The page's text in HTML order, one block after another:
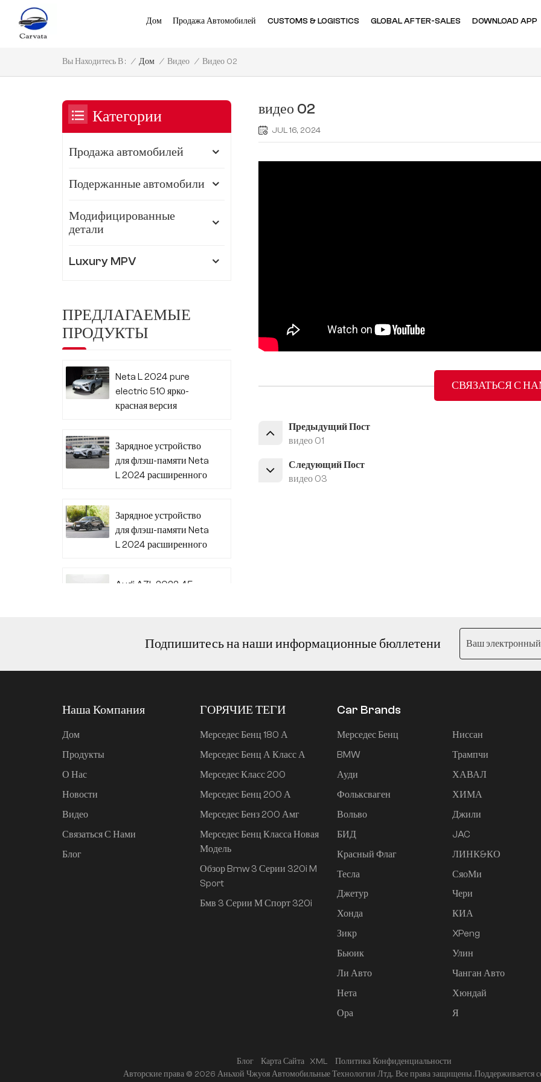
Дом Продажа Автомобилей CUSTOMS & LOGISTICS GLOBAL AFTER-SALES DOWNLOAD APP
Вы Находитесь В : / Дом / Видео / Видео 02
видео 02
JUL 16, 2024
СВЯЗАТЬСЯ С
Предыдущий Пост
видео 01
Следующий Пост
видео 03
Категории
Продажа автомобилей
Подержанные автомобили
Модифицированные
детали
Luxury MPV
ПРЕДЛАГАЕМЫЕ
ПРОДУКТЫ
Neta L 2024 pure
electric 510 ярко-
красная версия
Зарядное устройство
для флэш-памяти Neta
L 2024 расширенного
Зарядное устройство
для флэш-памяти Neta
L 2024 расширенного
Audi A7L 2022 45
Ли Авто L6 2024
Макс.
Ли Авто L6 2024 Про
дальнобойная версия
для умного вождения
Mi SU7 2024, 830 км,
Подпишитесь на наши информационные бюллетени
Наша Компания
Дом
Продукты
О Нас
Новости
Видео
Связаться С Нами
Блог
ГОРЯЧИЕ ТЕГИ
Мерседес Бенц 180 А
Мерседес Бенц А Класс А
Мерседес Класс 200
Мерседес Бенц 200 А
Мерседес Бенз 200 Амг
Мерседес Бенц Класса Новая
Модель
Обзор Bmw 3 Серии 320i M
Sport
Бмв 3 Серии М Спорт 320i
Car Brands
Мерседес Бенц
BMW
Ауди
Фольксваген
Вольво
БИД
Красный Флаг
Тесла
Джетур
Хонда
Зикр
Бьюик
Ли Авто
Нета
Ора
Ниссан
Трампчи
ХАВАЛ
ХИМА
Джили
JAC
ЛИНК&КО
СяоМи
Чери
КИА
XPeng
Улин
Чанган Авто
Хюндай
Я
Блог Карта Сайта XML
Политика Конфиденциальности
Авторские права © 2026 Аньхой Чжуоя Автомобильные Технологии Лтд.. Все права защищены .Поддерживается